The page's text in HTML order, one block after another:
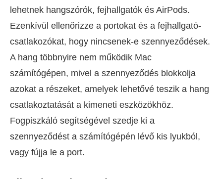
lehetnek hangszórók, fejhallgatók és AirPods.
Ezenkívül ellenőrizze a portokat és a fejhallgató-
csatlakozókat, hogy nincsenek-e szennyeződések.
A hang többnyire nem működik Mac
számítógépen, mivel a szennyeződés blokkolja
azokat a részeket, amelyek lehetővé teszik a hang
csatlakoztatását a kimeneti eszközökhöz.
Fogpiszkáló segítségével szedje ki a
szennyeződést a számítógépén lévő kis lyukból,
vagy fújja le a port.